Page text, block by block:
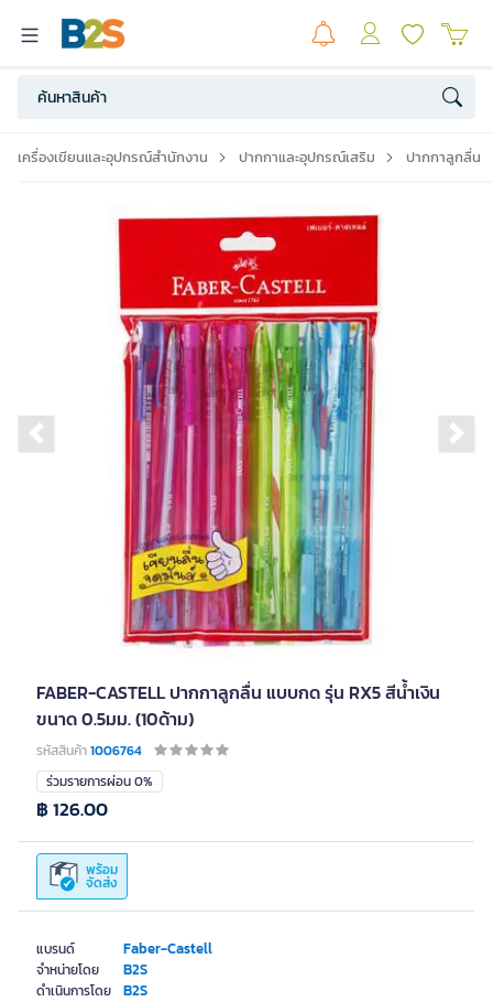
เครื่องเขียนและอุปกรณ์สำนักงาน ปากกาและอุปกรณ์เสริม ปากกาลูกลื่น
Previous slide
FABER-CASTELL ปากกาลูกลื่น แบบกด รุ่น RX5 สีน้ำเงิน
ขนาด 0.5มม. (10ด้าม)
รหัสสินค้า1006764
แบรนด์ Faber-Castell
จำหน่ายโดย B2S
ดำเนินการโดย B2S
ร่วมรายการผ่อน 0%
พร้อม
จัดส่ง
฿ 126.00